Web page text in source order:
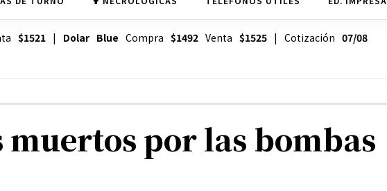
$1521| Dolar Blue Compra $1492Venta $1525| Cotización 07/08
muertos por las bombas